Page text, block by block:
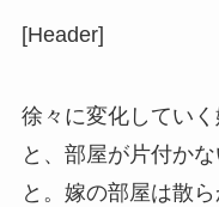
[Header]
徐々に変化してい
と、部屋が片付か
と。嫁の部屋は散ら